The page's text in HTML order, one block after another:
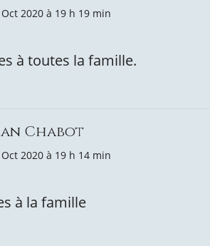
2020 à 19 h 19 min
à toutes la famille.
Chabot
2020 à 19 h 14 min
à la famille